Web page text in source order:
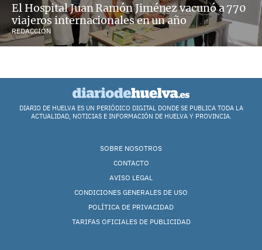
El Hospital Juan Ramón Jiménez vacunó a 770
viajeros internacionales en un año
REDACCIÓN
DIARIO DE HUELVA ES UN PERIÓDICO DIGITAL DONDE SE PUBLICA TODA LA
ACTUALIDAD, NOTICIAS E INFORMACIÓN DE HUELVA Y PROVINCIA.
SOBRE NOSOTROS
CONTACTO
AVISO LEGAL
CONDICIONES GENERALES DE USO
POLÍTICA DE PRIVACIDAD
TARIFAS OFICIALES DE PUBLICIDAD